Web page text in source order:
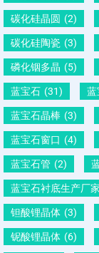
碳化硅晶圆 (2)
碳化硅陶瓷 (3)
磷化铟多晶 (5)
蓝宝石 (31) 蓝
蓝宝石晶棒 (3)
蓝宝石窗口 (4)
蓝宝石管 (2)
蓝宝石衬底生产厂家
钽酸锂晶体 (3)
铌酸锂晶体 (6)